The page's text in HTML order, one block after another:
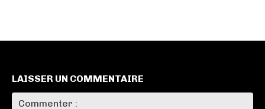
LAISSER UN COMMENTAIRE